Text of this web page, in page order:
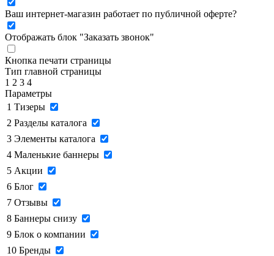
Ваш интернет-магазин работает по публичной оферте?
Отображать блок "Заказать звонок"
Кнопка печати страницы
Тип главной страницы
1 2 3 4
Параметры
1 Тизеры
2 Разделы каталога
3 Элементы каталога
4 Маленькие баннеры
5 Акции
6 Блог
7 Отзывы
8 Баннеры снизу
9 Блок о компании
10 Бренды